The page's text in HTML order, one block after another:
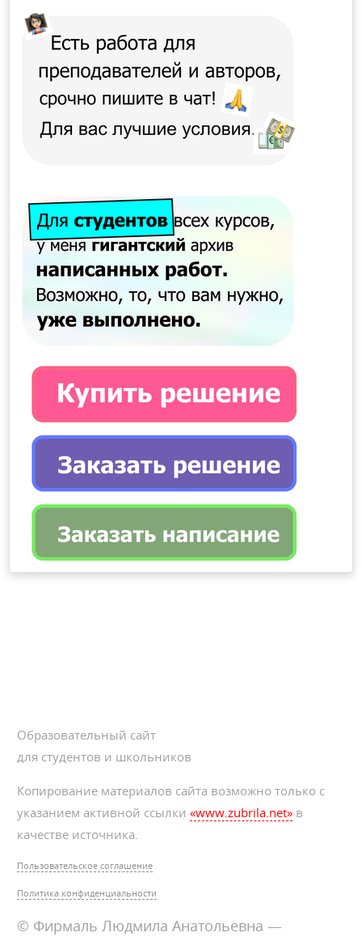
Образовательный сайт
для студентов и школьников
Копирование материалов сайта возможно только с
указанием активной ссылки«www.zubrila.net» в
качестве источника.
Пользовательское соглашение
Политика конфиденциальности
© Фирмаль Людмила Анатольевна —